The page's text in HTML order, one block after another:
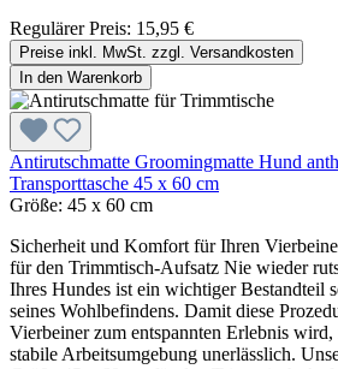
Regulärer Preis: 15,95 €
Preise inkl. MwSt. zzgl. Versandkosten
In den Warenkorb
Antirutschmatte Groomingmatte Hund
Transporttasche 45 x 60 cm
Größe: 45 x 60 cm
Sicherheit und Komfort für Ihren
für den Trimmtisch-Aufsatz Nie wieder
Ihres Hundes ist ein wichtiger Bestandteil
seines Wohlbefindens. Damit diese
Vierbeiner zum entspannten Erlebnis wird,
stabile Arbeitsumgebung unerlässlich.